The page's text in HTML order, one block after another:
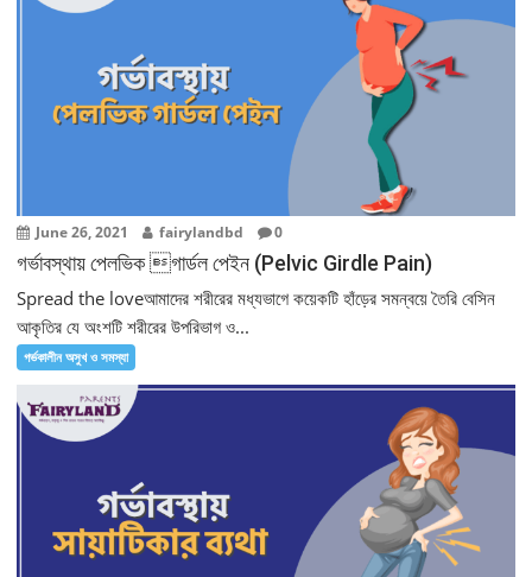
June 26, 2021 fairylandbd 0
গর্ভাবস্থায় পেলভিক গার্ডল পেইন (Pelvic Girdle Pain)
Spread the loveআমাদের শরীরের মধ্যভাগে কয়েকটি হাঁড়ের সমন্বয়ে তৈরি বেসিন
আকৃতির যে অংশটি শরীরের উপরিভাগ ও...
গর্ভকালীন অসুখ ও সমস্যা